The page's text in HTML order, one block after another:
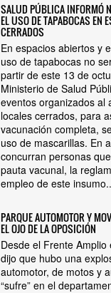
SALUD PÚBLICA INFORMÓ
EL USO DE TAPABOCAS EN
CERRADOS
En espacios abiertos y
uso de tapabocas no
partir de este 13 de
Ministerio de Salud
eventos organizados al
locales cerrados, para
vacunación completa,
uso de mascarillas. En
concurran personas
pauta vacunal, la
empleo de este
PARQUE AUTOMOTOR Y
EL OJO DE LA OPOSICIÓN
Desde el Frente
dijo que hubo una
automotor, de motos y
“sufre” en el